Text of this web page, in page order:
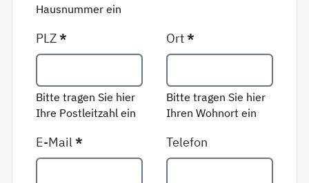
Hausnummer ein
PLZ*
Bitte tragen Sie hier
Ihre Postleitzahl ein
Ort*
Bitte tragen Sie hier
Ihren Wohnort ein
E-Mail* Telefon